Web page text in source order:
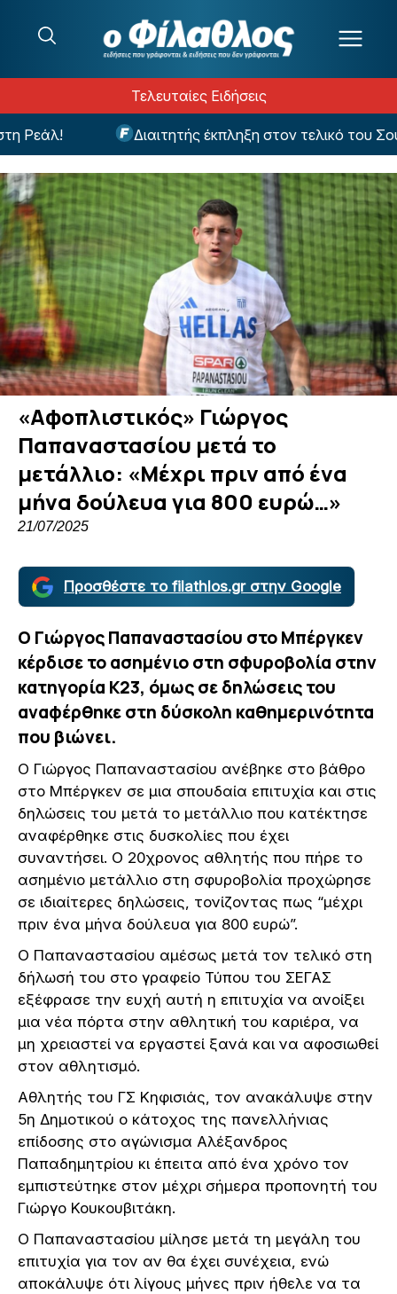
Τελευταίες Ειδήσεις
Διαιτητής έκπληξη στον τελικό του
«Αφοπλιστικός» Γιώργος
Παπαναστασίου μετά το
μετάλλιο: «Μέχρι πριν από ένα
μήνα δούλευα για 800 ευρώ…»
21/07/2025
Προσθέστε το filathlos.gr στην Google
Ο Γιώργος Παπαναστασίου στο Μπέργκεν
κέρδισε το ασημένιο στη σφυροβολία στην
κατηγορία Κ23, όμως σε δηλώσεις του
αναφέρθηκε στη δύσκολη καθημερινότητα
που βιώνει.
Ο Γιώργος Παπαναστασίου ανέβηκε στο βάθρο
στο Μπέργκεν σε μια σπουδαία επιτυχία και στις
δηλώσεις του μετά το μετάλλιο που κατέκτησε
αναφέρθηκε στις δυσκολίες που έχει
συναντήσει. Ο 20χρονος αθλητής που πήρε το
ασημένιο μετάλλιο στη σφυροβολία προχώρησε
σε ιδιαίτερες δηλώσεις, τονίζοντας πως “μέχρι
πριν ένα μήνα δούλευα για 800 ευρώ”.
Ο Παπαναστασίου αμέσως μετά τον τελικό στη
δήλωσή του στο γραφείο Τύπου του ΣΕΓΑΣ
εξέφρασε την ευχή αυτή η επιτυχία να ανοίξει
μια νέα πόρτα στην αθλητική του καριέρα, να
μη χρειαστεί να εργαστεί ξανά και να αφοσιωθεί
στον αθλητισμό.
Αθλητής του ΓΣ Κηφισιάς, τον ανακάλυψε στην
5η Δημοτικού o κάτοχος της πανελλήνιας
επίδοσης στο αγώνισμα Αλέξανδρος
Παπαδημητρίου κι έπειτα από ένα χρόνο τον
εμπιστεύτηκε στον μέχρι σήμερα προπονητή του
Γιώργο Κουκουβιτάκη.
Ο Παπαναστασίου μίλησε μετά τη μεγάλη του
επιτυχία για τον αν θα έχει συνέχεια, ενώ
αποκάλυψε ότι λίγους μήνες πριν ήθελε να τα